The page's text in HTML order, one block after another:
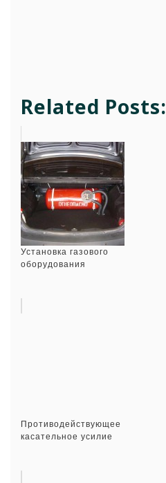
Related Posts:
Установка газового
оборудования
Противодействующее
касательное усилие